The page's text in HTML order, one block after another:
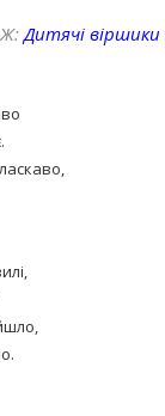
Дитячі віршики